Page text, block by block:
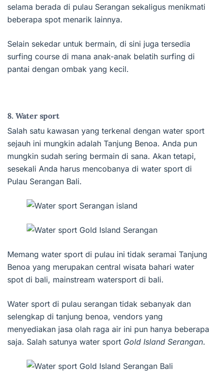
selama berada di pulau Serangan sekaligus menikmati
beberapa spot menarik lainnya.
Selain sekedar untuk bermain, di sini juga tersedia
surfing course di mana anak-anak belatih surfing di
pantai dengan ombak yang kecil.
8. Water sport
Salah satu kawasan yang terkenal dengan water sport
sejauh ini mungkin adalah Tanjung Benoa. Anda pun
mungkin sudah sering bermain di sana. Akan tetapi,
sesekali Anda harus mencobanya di water sport di
Pulau Serangan Bali.
Memang water sport di pulau ini tidak seramai Tanjung
Benoa yang merupakan central wisata bahari water
spot di bali, mainstream watersport di bali.
Water sport di pulau serangan tidak sebanyak dan
selengkap di tanjung benoa, vendors yang
menyediakan jasa olah raga air ini pun hanya beberapa
saja. Salah satunya water sport Gold Island Serangan.